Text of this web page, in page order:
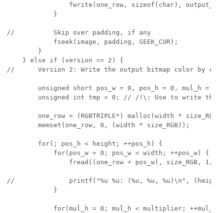
fwrite(one_row, sizeof(char),
}
//          Skip over padding, if any
fseek(image, padding, SEEK_CUR);
}
} else if (version == 2) {
//      Version 2: Write the output bitmap color by
unsigned short pos_w = 0, pos_h = 0, mul_h =
unsigned int tmp = 0; // /!\: Use to write the
one_row = (RGBTRIPLE*) malloc(width *
memset(one_row, 0, (width * size_RGB));
for(; pos_h < height; ++pos_h) {
for(pos_w = 0; pos_w < width; ++pos_w) {
fread((one_row + pos_w), size_RGB, 1,
//              printf("%u %u: (%u, %u, %u)\n",
}
for(mul_h = 0; mul_h < multiplier;